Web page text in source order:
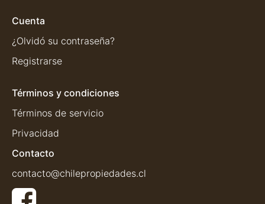
Cuenta
¿Olvidó su contraseña?
Registrarse
Términos y condiciones
Términos de servicio
Privacidad
Contacto
contacto@chilepropiedades.cl